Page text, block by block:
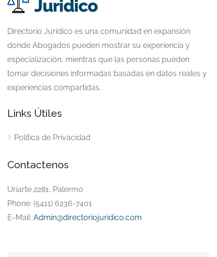
Directorio Jurídico es una comunidad en expansión
donde Abogados pueden mostrar su experiencia y
especialización, mientras que las personas pueden
tomar decisiones informadas basadas en datos reales y
experiencias compartidas.
Links Útiles
Política de Privacidad
Contactenos
Uriarte 2281, Palermo
Phone: (5411) 6236-7401
E-Mail: Admin@directoriojuridico.com